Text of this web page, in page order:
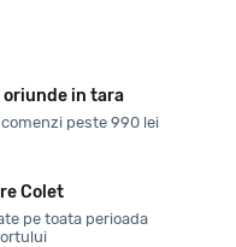
oriunde in tara
peste 990 lei
Colet
pe toata perioada